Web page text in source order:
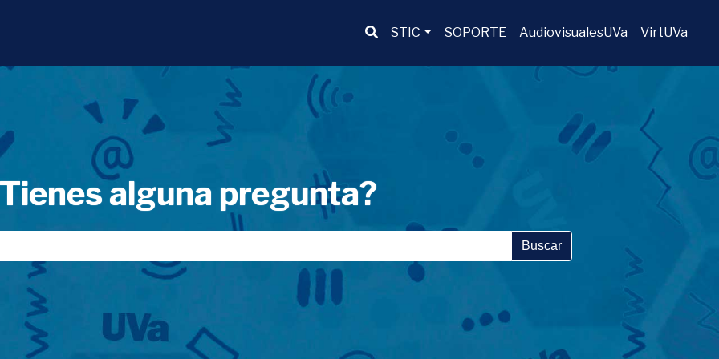
Buscador
STIC SOPORTE AudiovisualesUVa VirtUVa
alguna pregunta?
Buscar